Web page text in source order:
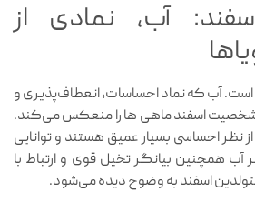
آب، نمادی از
است. آب که نماد احساسات، انعطاف‌پذیری و
شخصیت اسفند ماهی ها را منعکس می‌کند.
از نظر احساسی بسیار عمیق هستند و توانایی
آب همچنین بیانگر تخیل قوی و ارتباط با
اسفند به وضوح دیده می‌شود.